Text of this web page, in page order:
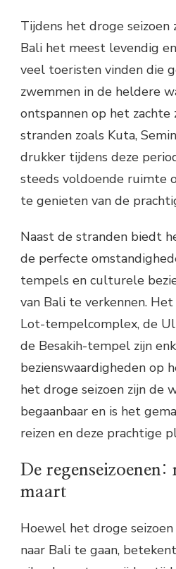
Tijdens het droge seizoen
Bali het meest levendig
veel toeristen vinden die
zwemmen in de heldere
ontspannen op het zachte
stranden zoals Kuta,
drukker tijdens deze
steeds voldoende ruimte
te genieten van de
Naast de stranden biedt
de perfecte
tempels en culturele
van Bali te verkennen.
Lot-tempelcomplex, de
de Besakih-tempel zijn
bezienswaardigheden op
het droge seizoen zijn de
begaanbaar en is het
reizen en deze prachtige
De
maart
Hoewel het droge
naar Bali te gaan,